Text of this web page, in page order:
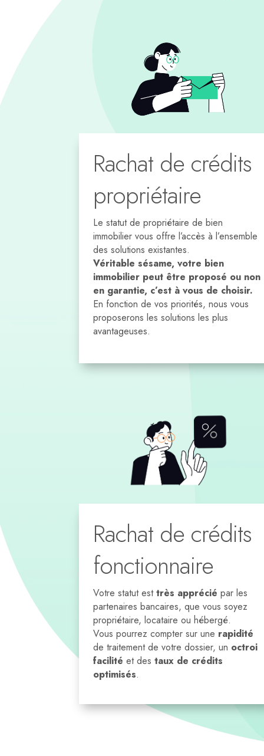
Rachat de crédits
propriétaire
Le statut de propriétaire de bien
immobilier vous offre l’accès à l’ensemble
des solutions existantes.
Véritable sésame, votre bien
immobilier peut être proposé ou non
en garantie, c’est à vous de choisir.
En fonction de vos priorités, nous vous
proposerons les solutions les plus
avantageuses.
Rachat de crédits
fonctionnaire
Votre statut esttrès apprécié par les
partenaires bancaires, que vous soyez
propriétaire, locataire ou hébergé.
Vous pourrez compter sur une rapidité
de traitement de votre dossier, un octroi
facilité et destaux de crédits
optimisés.